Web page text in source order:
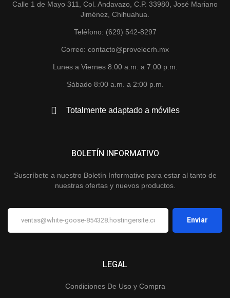
Calle 1 de Mayo 311, Col. Andavazo, C.P. 33980, José Mariano
Jiménez, Chihuahua.
Teléfono: (629) 542-8297
Correo: contacto@provelecrh.mx
Lunes a Viernes 8:00 a.m. a 7:00 p.m.
Sábado 8:00 a.m. a 2:00 p.m.
Totalmente adaptado a móviles
LEGAL
Condiciones De Uso y Compra
BOLETÍN INFORMATIVO
Suscríbete a nuestro Boletín Informativo para estar al tanto de
nuestras ofertas y nuevos productos.